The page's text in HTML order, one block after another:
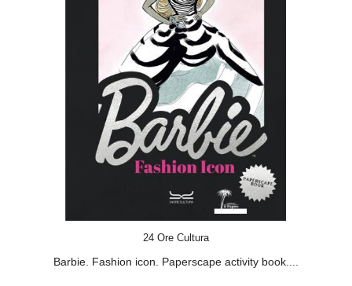
24 Ore Cultura
Barbie. Fashion icon. Paperscape activity book....